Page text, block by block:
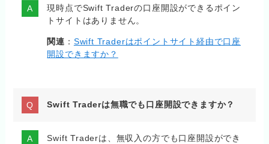
現時点でSwift Traderの口座開設ができるポイン
トサイトはありません。
関連 ： Swift Traderはポイントサイト経由で口座
開設できますか？
Swift Traderは無職でも口座開設できますか？
Swift Traderは、無収入の方でも口座開設ができ